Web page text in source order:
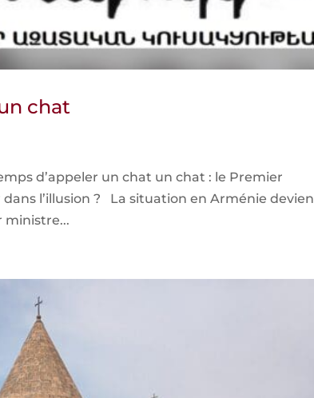
chat
d’appeler un chat un chat : le Premier
l’illusion ? La situation en Arménie
ministre...